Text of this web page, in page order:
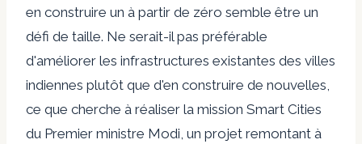
en construire un à partir de zéro semble être un
défi de taille. Ne serait-il pas préférable
d'améliorer les infrastructures existantes des villes
indiennes plutôt que d'en construire de nouvelles,
ce que cherche à réaliser la mission Smart Cities
du Premier ministre Modi, un projet remontant à